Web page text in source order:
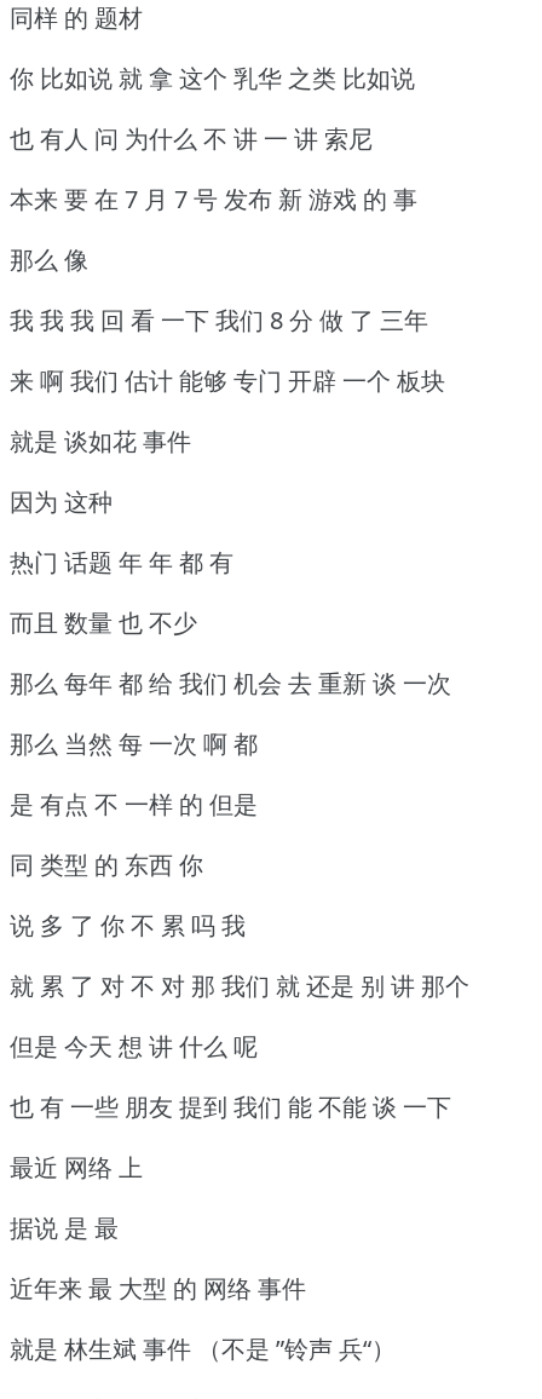
同样 的 题材
你 比如说 就 拿 这个 乳华 之类 比如说
也 有人 问 为什么 不 讲 一 讲 索尼
本来 要 在 7 月 7 号 发布 新 游戏 的 事
那么 像
我 我 我 回 看 一下 我们 8 分 做 了 三年
来 啊 我们 估计 能够 专门 开辟 一个 板块
就是 谈如花 事件
因为 这种
热门 话题 年 年 都 有
而且 数量 也 不少
那么 每年 都 给 我们 机会 去 重新 谈 一次
那么 当然 每 一次 啊 都
是 有点 不 一样 的 但是
同 类型 的 东西 你
说 多 了 你 不 累 吗 我
就 累 了 对 不 对 那 我们 就 还是 别 讲 那个
但是 今天 想 讲 什么 呢
也 有 一些 朋友 提到 我们 能 不能 谈 一下
最近 网络 上
据说 是 最
近年来 最 大型 的 网络 事件
就是 林生斌 事件 （不是 ”铃声 兵“）